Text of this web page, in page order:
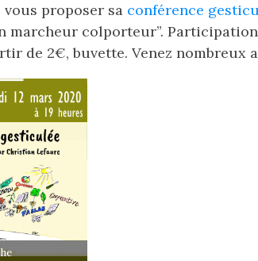
proposer sa conférence
marcheur colporteur”.
de 2€, buvette. Venez nombreux